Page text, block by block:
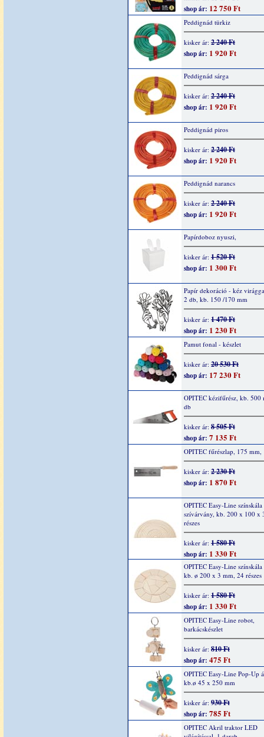
shop ár: 12 750 Ft
Peddignád türkiz
kisker ár: 2 240 Ft
shop ár: 1 920 Ft
Peddignád sárga
kisker ár: 2 240 Ft
shop ár: 1 920 Ft
Peddignád piros
kisker ár: 2 240 Ft
shop ár: 1 920 Ft
Peddignád narancs
kisker ár: 2 240 Ft
shop ár: 1 920 Ft
Papírdoboz nyuszi,
kisker ár: 1 520 Ft
shop ár: 1 300 Ft
Papír dekoráció - kéz
2 db, kb. 150 /170 mm
kisker ár: 1 470 Ft
shop ár: 1 230 Ft
Pamut fonal - készlet
kisker ár: 20 530 Ft
shop ár: 17 230 Ft
OPITEC kézifűrész, kb. 500
db
kisker ár: 8 505 Ft
shop ár: 7 135 Ft
OPITEC fűrészlap, 175 mm,
kisker ár: 2 230 Ft
shop ár: 1 870 Ft
OPITEC Easy-Line színskála
szívárvány, kb. 200 x 100 x
részes
kisker ár: 1 580 Ft
shop ár: 1 330 Ft
OPITEC Easy-Line
kb. ø 200 x 3 mm, 24 részes
kisker ár: 1 580 Ft
shop ár: 1 330 Ft
OPITEC Easy-Line robot,
barkácskészlet
kisker ár: 810 Ft
shop ár: 475 Ft
OPITEC Easy-Line Pop-Up
kb.ø 45 x 250 mm
kisker ár: 930 Ft
shop ár: 785 Ft
OPITEC Akril traktor LED